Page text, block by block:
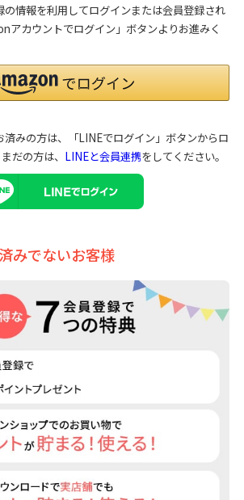
情報を利用してログインまたは会員登録され
アカウントでログイン」ボタンよりお進みく
みの方は、「LINEでログイン」ボタンからロ
だの方は、 LINEと会員連携をしてください。
みでないお客様